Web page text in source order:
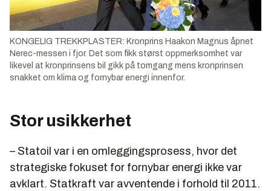
KONGELIG TREKKPLASTER: Kronprins Haakon Magnus åpnet
Nerec-messen i fjor. Det som fikk størst oppmerksomhet var
likevel at kronprinsens bil gikk på tomgang mens kronprinsen
snakket om klima og fornybar energi innenfor.
Stor usikkerhet
– Statoil var i en omleggingsprosess, hvor det
strategiske fokuset for fornybar energi ikke var
avklart. Statkraft var avventende i forhold til 2011.